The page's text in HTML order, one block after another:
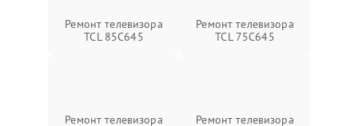
Ремонт телевизора
TCL 85C645
Ремонт телевизора
TCL 75C645
Ремонт телевизора
Ремонт телевизора